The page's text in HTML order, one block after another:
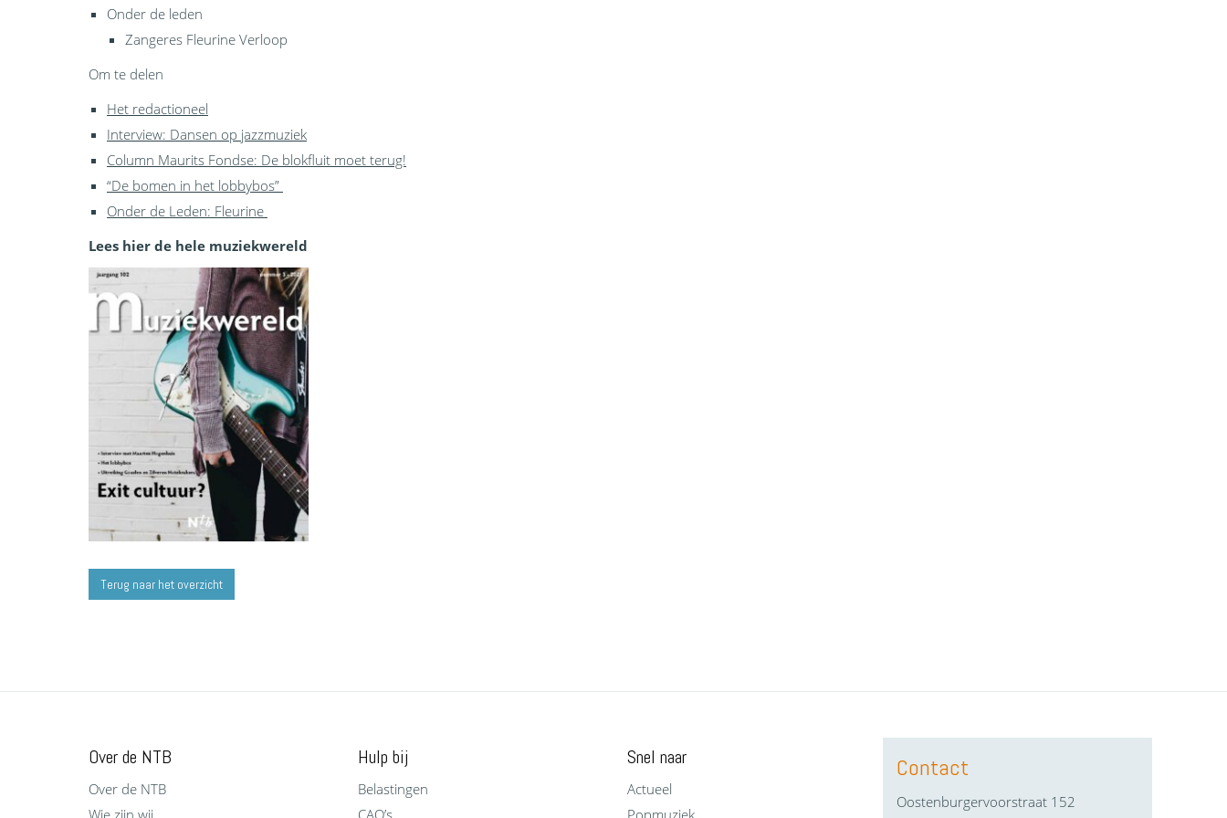
Onder de leden
Zangeres Fleurine Verloop
Om te delen
Het redactioneel
Interview: Dansen op jazzmuziek
Column Maurits Fondse: De blokfluit moet terug!
“De bomen in het lobbybos”
Onder de Leden: Fleurine
Lees hier de hele muziekwereld
Terug naar het overzicht
Over de NTB
Over de NTB
Wie zijn wij
Hulp bij
Belastingen
CAO’s
Snel naar
Actueel
Popmuziek
Contact
Oostenburgervoorstraat 152